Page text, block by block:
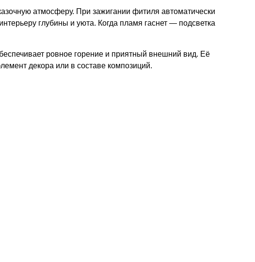
атмосферу. При зажигании фитиля автоматически
глубины и уюта. Когда пламя гаснет — подсветка
ровное горение и приятный внешний вид. Её
декора или в составе композиций.